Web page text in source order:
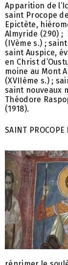
Apparition de
saint Procope
Epictète,
Almyride (290)
(IVème s.) ;
saint Auspice,
en Christ
moine au Mont
(XVIIème s.) ;
saint nouveaux
Théodore
(1918).
SAINT PROCOPE